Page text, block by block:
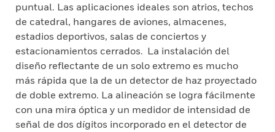
puntual. Las aplicaciones ideales son atrios, techos
de catedral, hangares de aviones, almacenes,
estadios deportivos, salas de conciertos y
estacionamientos cerrados. La instalación del
diseño reflectante de un solo extremo es mucho
más rápida que la de un detector de haz proyectado
de doble extremo. La alineación se logra fácilmente
con una mira óptica y un medidor de intensidad de
señal de dos dígitos incorporado en el detector de